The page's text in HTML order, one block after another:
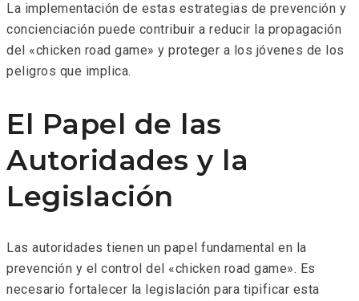
La implementación de estas estrategias de prevención y
concienciación puede contribuir a reducir la propagación
del «chicken road game» y proteger a los jóvenes de los
peligros que implica.
El Papel de las
Autoridades y la
Legislación
Las autoridades tienen un papel fundamental en la
prevención y el control del «chicken road game». Es
necesario fortalecer la legislación para tipificar esta